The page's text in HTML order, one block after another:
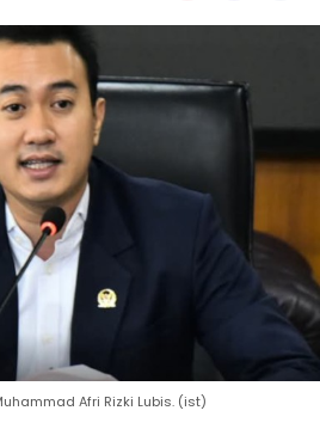
Afri Rizki Lubis. (ist)